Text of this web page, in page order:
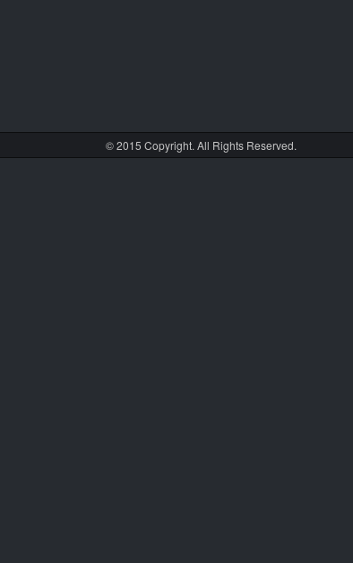
© 2015 Copyright. All Rights Reserved.